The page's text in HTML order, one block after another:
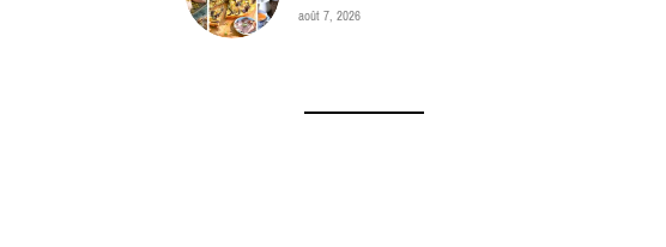
août 7, 2026